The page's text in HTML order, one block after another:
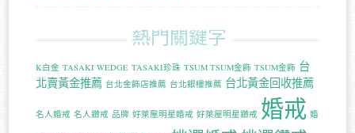
熱門關鍵字
K白金 TASAKI WEDGE TASAKI珍珠 TSUM TSUM金飾 TSUM金飾 台
北賣黃金推薦 台北金飾店推薦 台北銀樓推薦 台北黃金回收推薦
名人婚戒 名人鑽戒 品牌 好萊屋明星婚戒 好萊屋明星鑽戒 婚戒 婚